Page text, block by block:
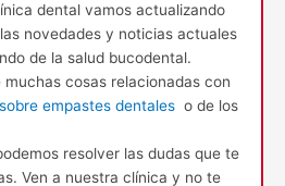
dental vamos actualizando
novedades y noticias actuales
de la salud bucodental.
cosas relacionadas con
empastes dentaleso de los
resolver las dudas que te
Ven a nuestra clínica y no te